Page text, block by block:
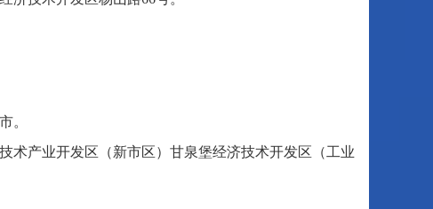
。
术产业开发区（新市区）甘泉堡经济技术开发区（工业